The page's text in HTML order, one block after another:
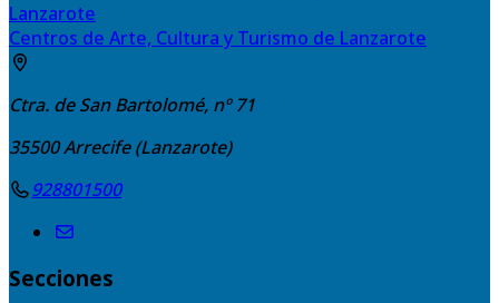
Centros de Arte, Cultura y Turismo de Lanzarote
Ctra. de San Bartolomé, nº 71
35500Arrecife (Lanzarote)
928801500
Secciones